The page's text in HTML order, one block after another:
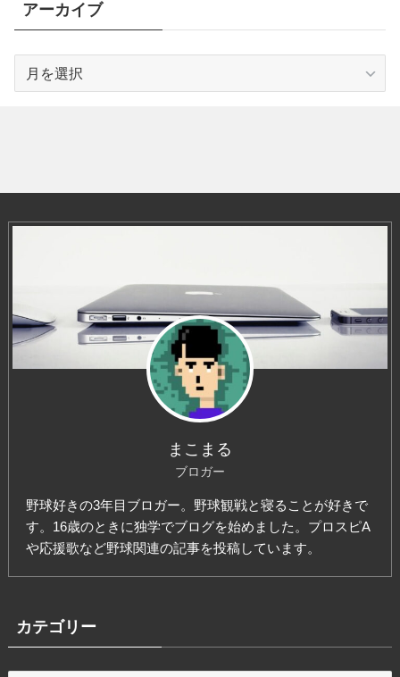
アーカイブ
まこまる
ブロガー
野球好きの3年目ブロガー。野球観戦と寝ることが好きで
す。16歳のときに独学でブログを始めました。プロスピA
や応援歌など野球関連の記事を投稿しています。
カテゴリー